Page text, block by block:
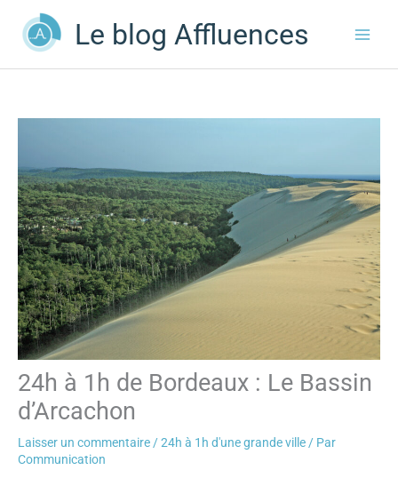
contenu
Le blog Affluences
24h à 1h de Bordeaux : Le Bassin
d’Arcachon
Laisser un commentaire /24h à 1h d'une grande ville / Par
Communication